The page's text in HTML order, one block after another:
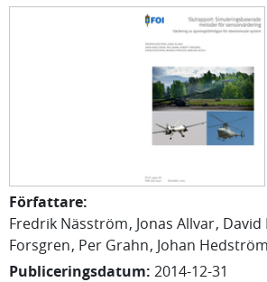
Författare:
Fredrik Näsström Jonas Allvar David
Forsgren Per Grahn Johan Hedström
Publiceringsdatum: 2014-12-31